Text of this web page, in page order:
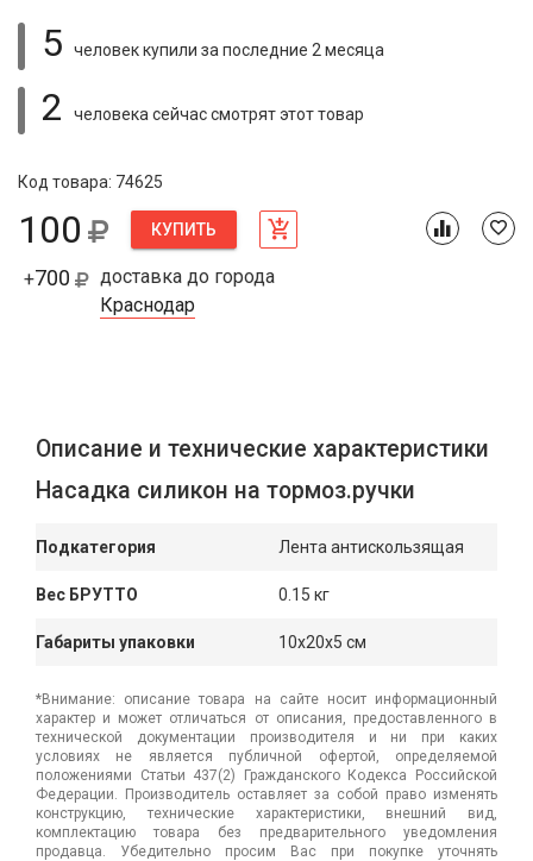
5 человек купили за последние 2 месяца
2 человека сейчас смотрятэтот товар
Код товара: 74625
100 КУПИТЬ
+700
доставка до города
Краснодар
Описание и технические характеристики
Насадка силикон на тормоз.ручки
Подкатегория Лента антискользящая
Вес БРУТТО 0.15 кг
Габариты упаковки 10x20x5 см
*Внимание: описание товара на сайте носит информационный
характер и может отличаться от описания, предоставленного в
технической документации производителя и ни при каких
условиях не является публичной офертой, определяемой
положениями Статьи 437(2) Гражданского Кодекса Российской
Федерации. Производитель оставляет за собой право изменять
конструкцию, технические характеристики, внешний вид,
комплектацию товара без предварительного уведомления
продавца. Убедительно просим Вас при покупке уточнять